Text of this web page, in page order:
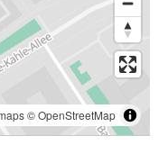
©OpenStreetMap